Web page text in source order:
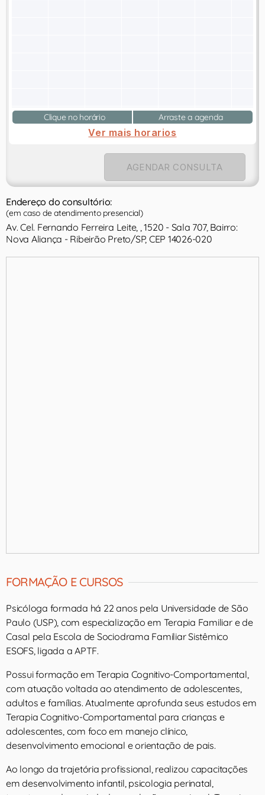
Clique no horário Arraste a agenda
Ver mais horarios
AGENDAR CONSULTA
Endereço do consultório:
(em caso de atendimento presencial)
Av. Cel. Fernando Ferreira Leite, , 1520 - Sala 707, Bairro:
Nova Aliança - Ribeirão Preto/SP, CEP 14026-020
FORMAÇÃO E CURSOS
Psicóloga formada há 22 anos pela Universidade de São
Paulo (USP), com especialização em Terapia Familiar e de
Casal pela Escola de Sociodrama Familiar Sistêmico
ESOFS, ligada a APTF.
Possui formação em Terapia Cognitivo-Comportamental,
com atuação voltada ao atendimento de adolescentes,
adultos e famílias. Atualmente aprofunda seus estudos em
Terapia Cognitivo-Comportamental para crianças e
adolescentes, com foco em manejo clínico,
desenvolvimento emocional e orientação de pais.
Ao longo da trajetória profissional, realizou capacitações
em desenvolvimento infantil, psicologia perinatal,